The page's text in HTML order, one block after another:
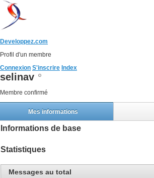
Developpez.com
Profil d'un membre
Connexion S'inscrire Index
selinav
Membre confirmé
Mes informations
Informations de base
Statistiques
Messages au total